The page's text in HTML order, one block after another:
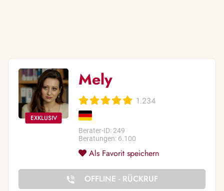
Mely
1.234
Berater-ID: 249
Beratungen: 6.100
Als Favorit speichern
OFFLINE - RÜCKRUF